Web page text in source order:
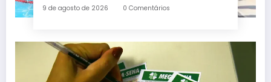
mural no Parque Oeste
9 de agosto de 2026 0 Comentários